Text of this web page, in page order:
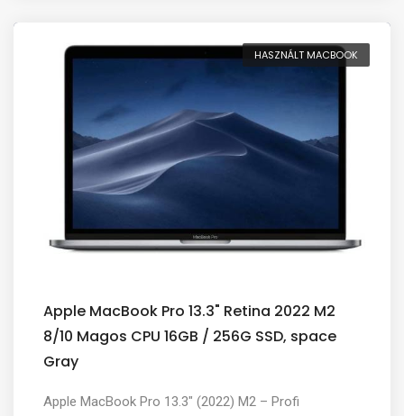
HASZNÁLT MACBOOK
Apple MacBook Pro 13.3" Retina 2022 M2
8/10 Magos CPU 16GB / 256G SSD, space
Gray
Apple MacBook Pro 13.3" (2022) M2 – Profi